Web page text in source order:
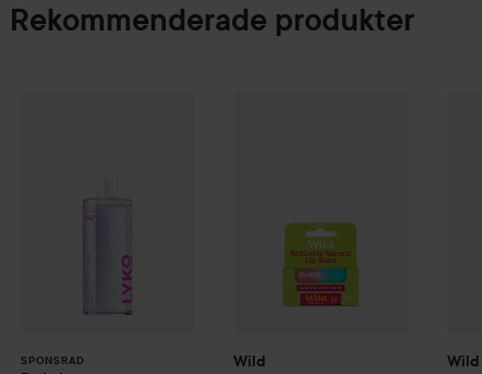
Rekommenderade produkter
SPONSRAD Wild Wild